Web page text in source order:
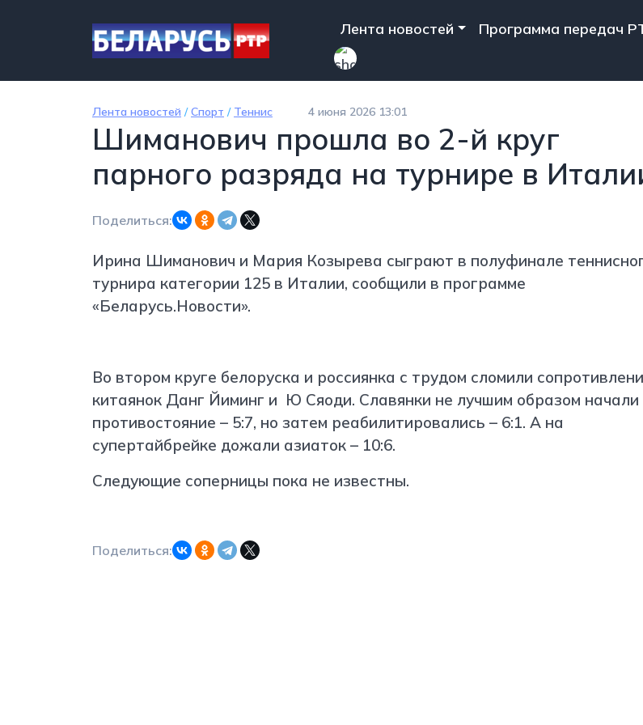
Main navigation
Лента новостей Программа передач
Лента новостей /Спорт / Теннис 4 июня 2026 13:01
Шиманович прошла во 2-й круг
парного разряда на турнире в
Поделиться:
Ирина Шиманович и Мария Козырева сыграют в полуфинале
турнира категории 125 в Италии, сообщили в программе
«Беларусь.Новости».
Во втором круге белоруска и россиянка с трудом сломили сопротивление
китаянок Данг Йиминг и Ю Сяоди. Славянки не лучшим образом начали
противостояние – 5:7, но затем реабилитировались – 6:1. А на
супертайбрейке дожали азиаток – 10:6.
Следующие соперницы пока не известны.